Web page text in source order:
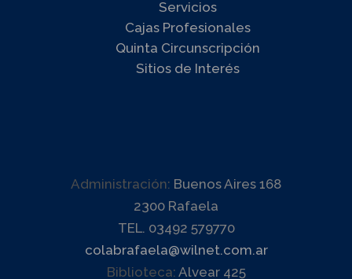
Servicios
Cajas Profesionales
Quinta Circunscripción
Sitios de Interés
Administración: Buenos Aires 168
2300 Rafaela
TEL. 03492 579770
colabrafaela@wilnet.com.ar
Biblioteca: Alvear 425